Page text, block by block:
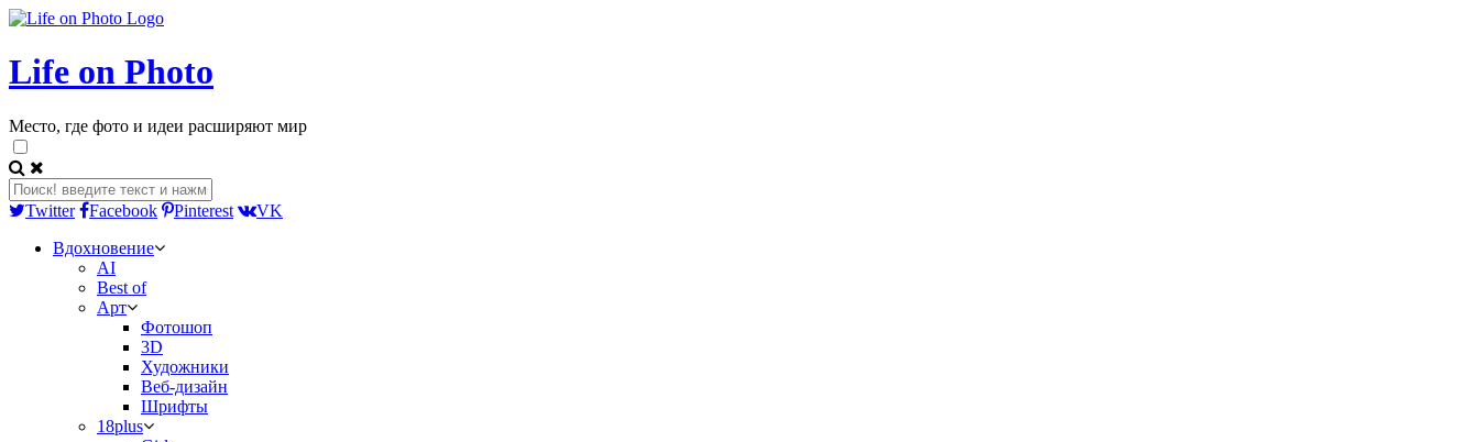
Life on Photo
Место, где фото и идеи расширяют мир
Twitter Facebook Pinterest
VK
Вдохновение
AI
Best of
Арт
Фотошоп
3D
Художники
Веб-дизайн
Шрифты
18plus